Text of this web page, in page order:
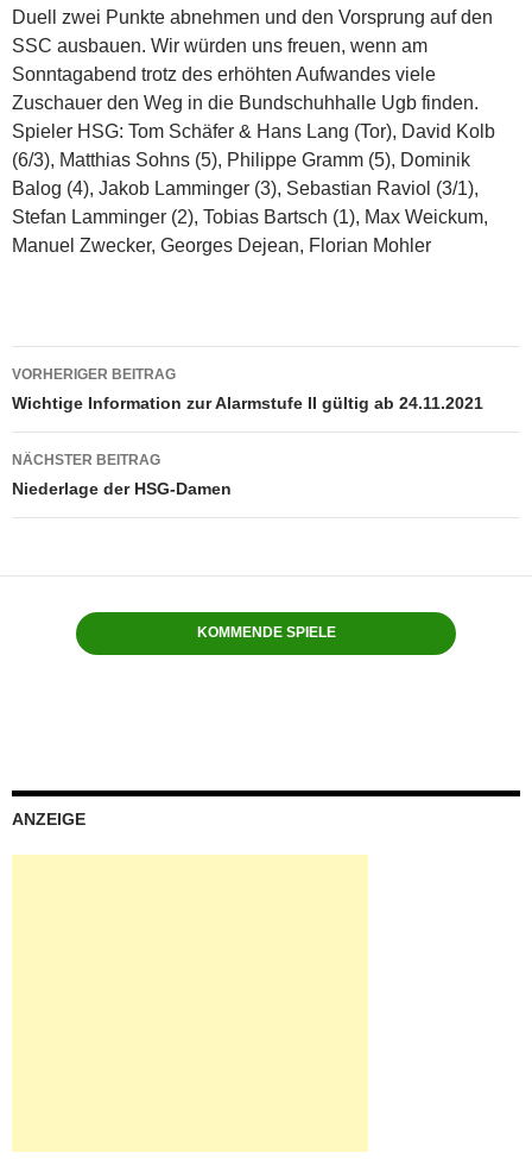
Duell zwei Punkte abnehmen und den Vorsprung auf den
SSC ausbauen. Wir würden uns freuen, wenn am
Sonntagabend trotz des erhöhten Aufwandes viele
Zuschauer den Weg in die Bundschuhhalle Ugb finden.
Spieler HSG: Tom Schäfer & Hans Lang (Tor), David Kolb
(6/3), Matthias Sohns (5), Philippe Gramm (5), Dominik
Balog (4), Jakob Lamminger (3), Sebastian Raviol (3/1),
Stefan Lamminger (2), Tobias Bartsch (1), Max Weickum,
Manuel Zwecker, Georges Dejean, Florian Mohler
Beitragsnavigation
VORHERIGER BEITRAG
Wichtige Information zur Alarmstufe II gültig ab 24.11.2021
NÄCHSTER BEITRAG
Niederlage der HSG-Damen
KOMMENDE SPIELE
ANZEIGE